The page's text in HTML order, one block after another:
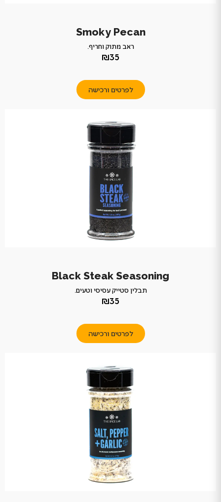
Smoky Pecan
ראב מתוק וחריף.
₪35
לפרטים ורכישה
Black Steak Seasoning
תבלין סטייק עסיסי וטעים.
₪35
לפרטים ורכישה